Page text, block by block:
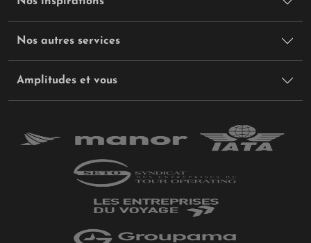
Nos autres services
Amplitudes et vous